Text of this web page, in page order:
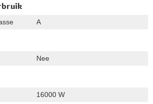
A
Nee
16000 W